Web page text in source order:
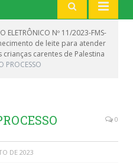
ELETRÔNICO Nº 11/2023-FMS-
de leite para atender
carentes de Palestina
PROCESSO
0
DE 2023